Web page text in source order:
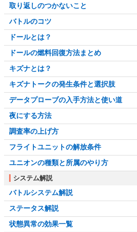
取り返しのつかないこと
バトルのコツ
ドールとは？
ドールの燃料回復方法まとめ
キズナとは？
キズナトークの発生条件と選択肢
データプローブの入手方法と使い道
夜にする方法
調査率の上げ方
フライトユニットの解放条件
ユニオンの種類と所属のやり方
システム解説
バトルシステム解説
ステータス解説
状態異常の効果一覧